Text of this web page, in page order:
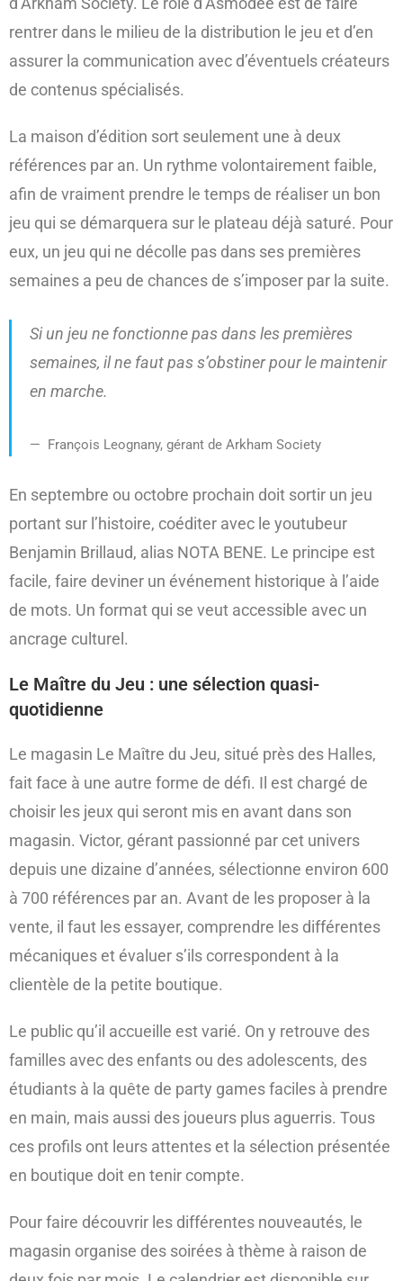
rentrer dans le milieu de la distribution le jeu et d’en
assurer la communication avec d’éventuels créateurs
de contenus spécialisés.
La maison d’édition sort seulement une à deux
références par an. Un rythme volontairement faible,
afin de vraiment prendre le temps de réaliser un bon
jeu qui se démarquera sur le plateau déjà saturé. Pour
eux, un jeu qui ne décolle pas dans ses premières
semaines a peu de chances de s’imposer par la suite.
Si un jeu ne fonctionne pas dans les premières
semaines, il ne faut pas s’obstiner pour le maintenir
en marche.
François Leognany, gérant de Arkham Society
En septembre ou octobre prochain doit sortir un jeu
portant sur l’histoire, coéditer avec le youtubeur
Benjamin Brillaud, alias NOTA BENE. Le principe est
facile, faire deviner un événement historique à l’aide
de mots. Un format qui se veut accessible avec un
ancrage culturel.
Le Maître du Jeu : une sélection quasi-
quotidienne
Le magasin Le Maître du Jeu, situé près des Halles,
fait face à une autre forme de défi. Il est chargé de
choisir les jeux qui seront mis en avant dans son
magasin. Victor, gérant passionné par cet univers
depuis une dizaine d’années, sélectionne environ 600
à 700 références par an. Avant de les proposer à la
vente, il faut les essayer, comprendre les différentes
mécaniques et évaluer s’ils correspondent à la
clientèle de la petite boutique.
Le public qu’il accueille est varié. On y retrouve des
familles avec des enfants ou des adolescents, des
étudiants à la quête de party games faciles à prendre
en main, mais aussi des joueurs plus aguerris. Tous
ces profils ont leurs attentes et la sélection présentée
en boutique doit en tenir compte.
Pour faire découvrir les différentes nouveautés, le
magasin organise des soirées à thème à raison de